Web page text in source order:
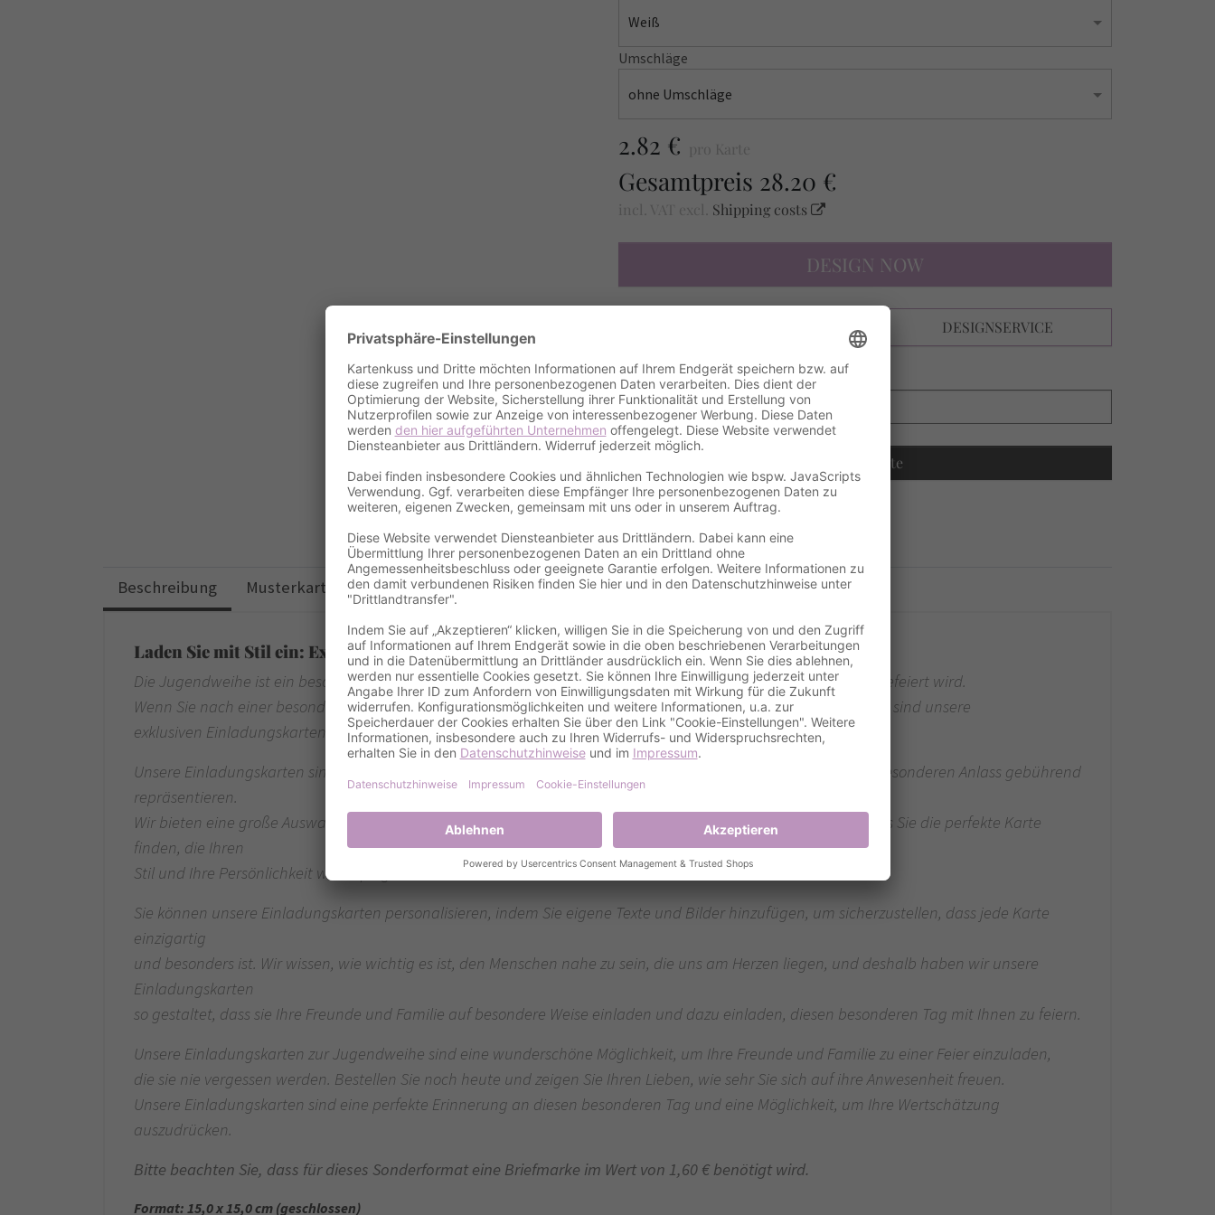
Weiß
Umschläge
ohne Umschläge
2.82 € pro Karte
Gesamtpreis 28.20 €
incl. VAT excl. Shipping costs
DESIGN NOW
DESIGNSERVICE
Amount / Anzahl
Recalculate
Details
Beschreibung Musterkarten Designservice
Laden Sie mit Stil ein: Exklusive Einladungskarten zur Jugendweihe mit dem Motiv Kleeblüte
Die Jugendweihe ist ein besonderer Moment im Leben eines jungen Menschen, der von Familie und Freunden gefeiert wird.
Wenn Sie nach einer besonderen Möglichkeit suchen, um Ihre Lieben zu dieser wichtigen Feier einzuladen, dann sind unsere
exklusiven Einladungskarten zur Jugendweihe die perfekte Wahl.
Unsere Einladungskarten sind von höchster Qualität und sorgfältig gestaltet, um sicherzustellen, dass sie den besonderen Anlass gebührend
repräsentieren.
Wir bieten eine große Auswahl an Designs, die sowohl traditionell als auch modern sind, um sicherzustellen, dass Sie die perfekte Karte
finden, die Ihren
Stil und Ihre Persönlichkeit widerspiegelt.
Sie können unsere Einladungskarten personalisieren, indem Sie eigene Texte und Bilder hinzufügen, um sicherzustellen, dass jede Karte
einzigartig
und besonders ist. Wir wissen, wie wichtig es ist, den Menschen nahe zu sein, die uns am Herzen liegen, und deshalb haben wir unsere
Einladungskarten
so gestaltet, dass sie Ihre Freunde und Familie auf besondere Weise einladen und dazu einladen, diesen besonderen Tag mit Ihnen zu feiern.
Unsere Einladungskarten zur Jugendweihe sind eine wunderschöne Möglichkeit, um Ihre Freunde und Familie zu einer Feier einzuladen,
die sie nie vergessen werden. Bestellen Sie noch heute und zeigen Sie Ihren Lieben, wie sehr Sie sich auf ihre Anwesenheit freuen.
Unsere Einladungskarten sind eine perfekte Erinnerung an diesen besonderen Tag und eine Möglichkeit, um Ihre Wertschätzung
auszudrücken.
Bitte beachten Sie, dass für dieses Sonderformat eine Briefmarke im Wert von 1,60 € benötigt wird.
Format: 15,0 x 15,0 cm (geschlossen)